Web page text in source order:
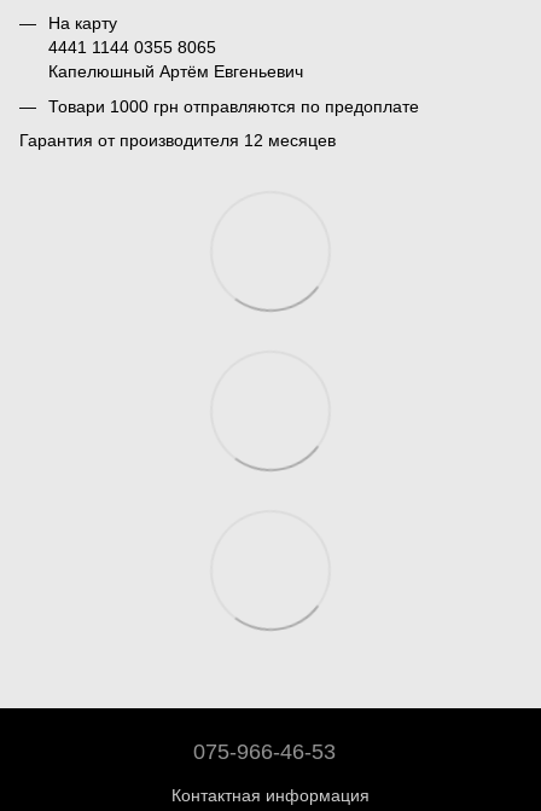
На карту
4441 1144 0355 8065
Капелюшный Артём Евгеньевич
Товари 1000 грн отправляются по предоплате
Гарантия от производителя 12 месяцев
075-966-46-53
Контактная информация